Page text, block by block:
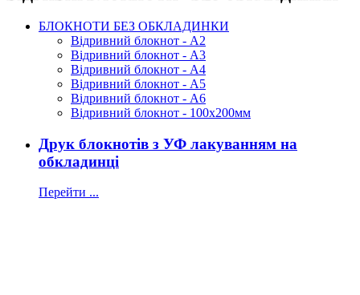
БЛОКНОТИ БЕЗ ОБКЛАДИНКИ
Відривний блокнот - А2
Відривний блокнот - А3
Відривний блокнот - А4
Відривний блокнот - А5
Відривний блокнот - А6
Відривний блокнот - 100х200мм
Друк блокнотів з УФ лакуванням на
обкладинці
Перейти ...